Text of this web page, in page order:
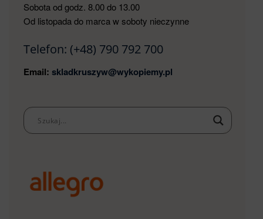
Sobota od godz. 8.00 do 13.00
Od listopada do marca w soboty nieczynne
Telefon: (+48) 790 792 700
Email: skladkruszyw@wykopiemy.pl